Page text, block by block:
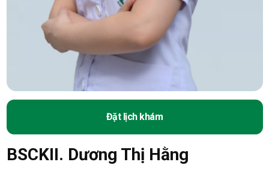
Đặt lịch khám
BSCKII. Dương Thị Hằng